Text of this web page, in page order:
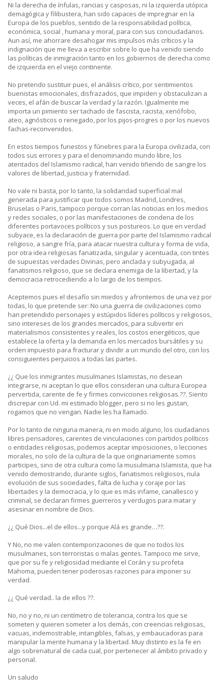
Ni la derecha de ínfulas, rancias y casposas, ni la izquierda utópica
demagógica y filibustera, han sido capaces de impregnar en la
Europa de los pueblos, sentido de la responsabilidad política,
económica, social , humana y moral, para con sus conciudadanos.
Aun así, me ahorrare desahogar mis impulsos más críticos y la
indignación que me lleva a escribir sobre lo que ha venido siendo
las políticas de inmigración tanto en los gobiernos de derecha como
de izquierda en el viejo continente.
No pretendo sustituir pues, el análisis crítico, por sentimientos
buenistas emocionales, disfrazados, que impiden y obstaculizan a
veces, el afán de buscar la verdad y la razón. Igualmente me
importa un pimiento ser tachado de fascista, racista, xenófobo,
ateo, agnósticos o renegado, por los pijos-progres o por los nuevos
fachas-reconvenidos.
En estos tiempos funestos y fúnebres para la Europa civilizada, con
todos sus errores y para el denominando mundo libre, los
atentados del Islamismo radical, han venido tiñendo de sangre los
valores de libertad, justicia y fraternidad.
No vale ni basta, por lo tanto, la solidaridad superficial mal
generada para justificar que todos somos Madrid, Londres,
Bruselas o Paris, tampoco porque corran las noticias en los medios
y redes sociales, o por las manifestaciones de condena de los
diferentes portavoces políticos y sus postureos. Lo que en verdad
subyace, es la declaración de guerra por parte del Islamismo radical
religioso, a sangre fría, para atacar nuestra cultura y forma de vida,
por otra idea religiosas fanatizada, singular y acentuada, con tintes
de supuestas verdades Divinas, pero anclada y subyugada, al
fanatismos religioso, que se declara enemiga de la libertad, y la
democracia retrocediendo a lo largo de los tiempos.
Aceptemos pues el desafío sin miedos y afrontemos de una vez por
todas, lo que pretende ser: No una guerra de civilizaciones como
han pretendido personajes y estúpidos líderes políticos y religiosos,
sino intereses de los grandes mercados, para subvertir en
materialismos consistentes y reales, los costos energéticos, que
establece la oferta y la demanda en los mercados bursátiles y su
orden impuesto para fracturar y dividir a un mundo del otro, con los
consiguientes perjuicios a todas las partes.
¿¿ Que los inmigrantes musulmanes Islamistas, no desean
integrarse, ni aceptan lo que ellos consideran una cultura Europea
pervertida, carente de fe y firmes convicciones religiosas.??. Siento
discrepar con Ud. mi estimado blogger, pero si no les gustan,
rogamos que no vengan. Nadie les ha llamado.
Por lo tanto de ninguna manera, ni en modo alguno, los ciudadanos
libres pensadores, carentes de vinculaciones con partidos políticos
o entidades religiosas, podemos aceptar imposiciones, o lecciones
morales, no solo de la cultura de la que originariamente somos
participes, sino de otra cultura como la musulmana Islamista, que ha
venido demostrando, durante siglos, fanatismos religiosos, nula
evolución de sus sociedades, falta de lucha y coraje por las
libertades y la democracia, y lo que es más infame, canallesco y
criminal, se declaran firmes guerreros y verdugos para matar y
asesinar en nombre de Dios.
¿¿ Qué Dios...el de ellos...y porque Alá es grande…??.
Y No, no me valen contemporizaciones de que no todos los
musulmanes, son terroristas o malas gentes. Tampoco me sirve,
que por su fe y religiosidad mediante el Corán y su profeta
Mahoma, pueden tener poderosas razones para imponer su
verdad.
¿¿ Qué verdad.. la de ellos ??.
No, no y no, ni un centímetro de tolerancia, contra los que se
someten y quieren someter a los demás, con creencias religiosas,
vacuas, indemostrable, intangibles, falsas, y embaucadoras para
manipular la mente humana y la libertad. Muy distinto es la fe en
algo sobrenatural de cada cual, por pertenecer al ámbito privado y
personal.
Un saludo